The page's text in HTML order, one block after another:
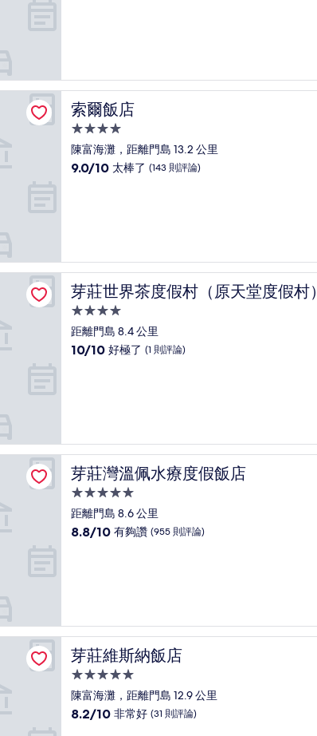
夠
讚，
(50
則
評
論)
索爾飯店
索爾飯店
4.0
星
級
陳富海灘，距離門島 13.2 公里
9.0
棒
了，
(143
則
評
論)
9.0/10 太棒了 (143 則評論)
芽莊世界茶度假村（原天堂度假村）
芽莊世界茶度假村（原天堂度假村）
4.0
星
級
距離門島 8.4 公里
10.0
極
了，
(1
則
評
論)
10/10 好極了 (1 則評論)
芽莊灣溫佩水療度假飯店
芽莊灣溫佩水療度假飯店
5.0
星
級
距離門島 8.6 公里
8.8
夠
讚，
(955
則
評
論)
8.8/10 有夠讚 (955 則評論)
芽莊維斯納飯店
芽莊維斯納飯店
5.0
星
級
陳富海灘，距離門島 12.9 公里
8.2
8.2/10 非常好 (31 則評論)